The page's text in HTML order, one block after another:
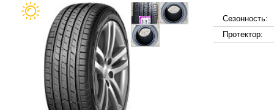
Сезонность:
Протектор: